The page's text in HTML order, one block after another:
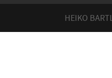
HEIKO